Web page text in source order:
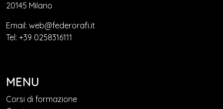
20145 Milano
Email: web@federorafi.it
Tel: +39 0258316111
MENU
Corsi di formazione